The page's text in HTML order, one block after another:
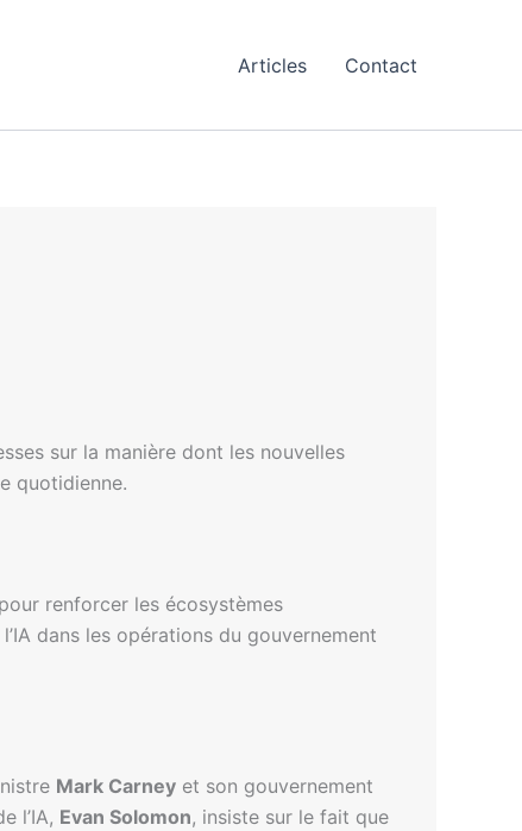
Articles Contact
sur la manière dont les nouvelles
quotidienne.
renforcer les écosystèmes
dans les opérations du gouvernement
Mark Carney et son gouvernement
l’IA, Evan Solomon, insiste sur le fait que